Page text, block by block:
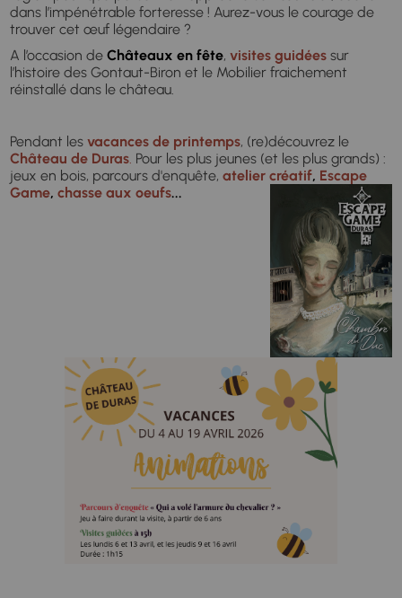
dans l’impénétrable forteresse ! Aurez-vous le courage de
trouver cet œuf légendaire ?
A l’occasion deChâteaux en fête,visites guidées sur
l’histoire des Gontaut-Biron et le Mobilier fraichement
réinstallé dans le château.
Pendant lesvacances de printemps, (re)découvrez le
Château de Duras. Pour les plus jeunes (et les plus grands) :
jeux en bois, parcours d'enquête,atelier créatif, Escape
Game,chasse aux oeufs...